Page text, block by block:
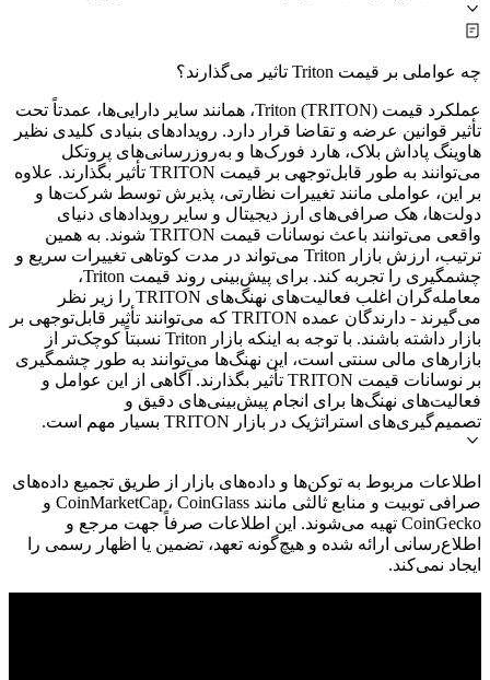
چه عواملی بر قیمت Triton تاثیر می‌گذارند؟
عملکرد قیمت Triton (TRITON)، همانند سایر دارایی‌ها، عمدتاً تحت
تأثیر قوانین عرضه و تقاضا قرار دارد. رویدادهای بنیادی کلیدی نظیر
هاوینگ پاداش بلاک، هارد فورک‌ها و به‌روزرسانی‌های پروتکل
می‌توانند به طور قابل‌توجهی بر قیمت TRITON تأثیر بگذارند. علاوه
بر این، عواملی مانند تغییرات نظارتی، پذیرش توسط شرکت‌ها و
دولت‌ها، هک صرافی‌های ارز دیجیتال و سایر رویدادهای دنیای
واقعی می‌توانند باعث نوسانات قیمت TRITON شوند. به همین
ترتیب، ارزش بازار Triton می‌تواند در مدت کوتاهی تغییرات سریع و
چشمگیری را تجربه کند. برای پیش‌بینی روند قیمت Triton،
معامله‌گران اغلب فعالیت‌های نهنگ‌های TRITON را زیر نظر
می‌گیرند - دارندگان عمده TRITON که می‌توانند تأثیر قابل‌توجهی بر
بازار داشته باشند. با توجه به اینکه بازار Triton نسبتاً کوچک‌تر از
بازارهای مالی سنتی است، این نهنگ‌ها می‌توانند به طور چشمگیری
بر نوسانات قیمت TRITON تأثیر بگذارند. آگاهی از این عوامل و
فعالیت‌های نهنگ‌ها برای انجام پیش‌بینی‌های دقیق و
تصمیم‌گیری‌های استراتژیک در بازار TRITON بسیار مهم است.
اطلاعات مربوط به توکن‌ها و داده‌های بازار از طریق تجمیع داده‌های
صرافی توبیت و منابع ثالثی مانند CoinMarketCap، CoinGlass و
CoinGecko تهیه می‌شوند. این اطلاعات صرفاً جهت مرجع و
اطلاع‌رسانی ارائه شده و هیچ‌گونه تعهد، تضمین یا اظهار رسمی را
ایجاد نمی‌کند.